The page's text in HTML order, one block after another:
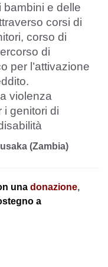
bambini e delle
corsi di
corso di
di
per l’attivazione
violenza
i genitori di
(Zambia)
una donazione,
a